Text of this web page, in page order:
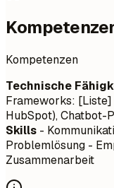
Kompetenzen
Technische
Frameworks: [Liste]
HubSpot), Chatbot-
Skills -
Problemlösung -
Zusammenarbeit